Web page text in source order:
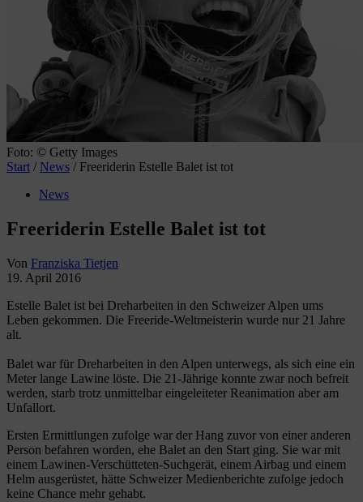
Foto: © Getty Images
Start / News / Freeriderin Estelle Balet ist tot
News
Freeriderin Estelle Balet ist tot
Von Franziska Tietjen
19. April 2016
Estelle Balet ist bei Dreharbeiten in den Schweizer Alpen ums
Leben gekommen. Die Freeride-Weltmeisterin wurde nur 21 Jahre
alt.
Balet war für Dreharbeiten in den Alpen unterwegs, als sich eine ein
Meter lange Lawine löste. Die 21-Jährige konnte zwar noch befreit
werden, starb trotz unmittelbar eingeleiteter Reanimation aber am
Unfallort.
Ersten Ermittlungen zufolge war der Hang zuvor von einer anderen
Person befahren worden, ehe Balet an den Start ging. Sie war mit
einem Lawinen-Verschütteten-Suchgerät, einem Airbag und einem
Helm ausgerüstet, hätte Schweizer Medienberichte zufolge jedoch
keine Chance mehr gehabt.